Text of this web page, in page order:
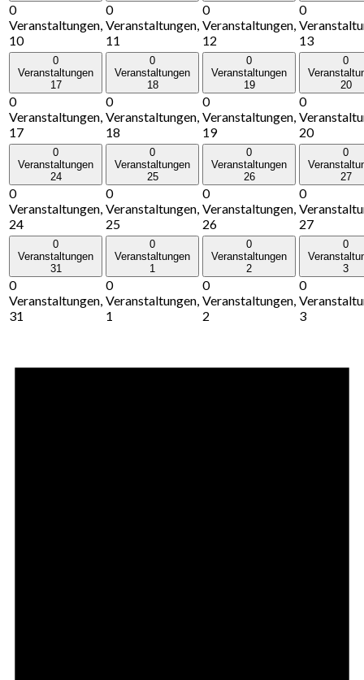
0
Veranstaltungen,
10
0
Veranstaltungen,
11
0
Veranstaltungen,
12
0
13
0
Veranstaltungen
17
0
Veranstaltungen,
17
0
Veranstaltungen
18
0
Veranstaltungen,
18
0
Veranstaltungen
19
0
Veranstaltungen,
19
0
20
0
20
0
Veranstaltungen
24
0
Veranstaltungen,
24
0
Veranstaltungen
25
0
Veranstaltungen,
25
0
Veranstaltungen
26
0
Veranstaltungen,
26
0
27
0
27
0
Veranstaltungen
31
0
Veranstaltungen,
31
0
Veranstaltungen
1
0
Veranstaltungen,
1
0
Veranstaltungen
2
0
Veranstaltungen,
2
0
3
0
3